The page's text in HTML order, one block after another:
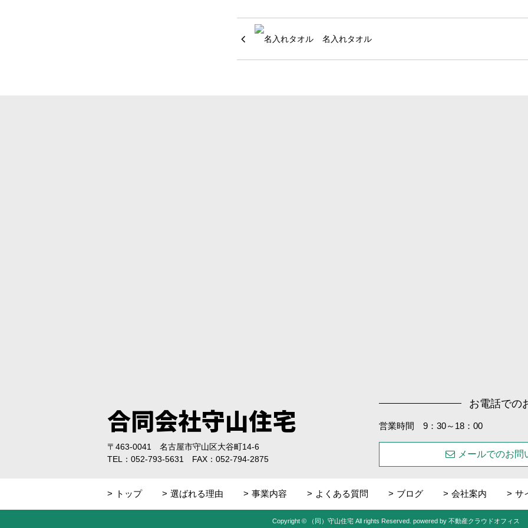
名入れタオル
合同会社守山住宅
〒463-0041 名古屋市守山区大谷町14-6
TEL：052-793-5631 FAX：052-794-2875
お電話での
営業時間 9：30～18：00
メールでのお
トップ 選ばれる理由 事業内容 よくある質問 ブログ 会社案内 サ
Copyright © （同）守山住宅 All rights Reserved. powered by 不動産クラウドオフィス